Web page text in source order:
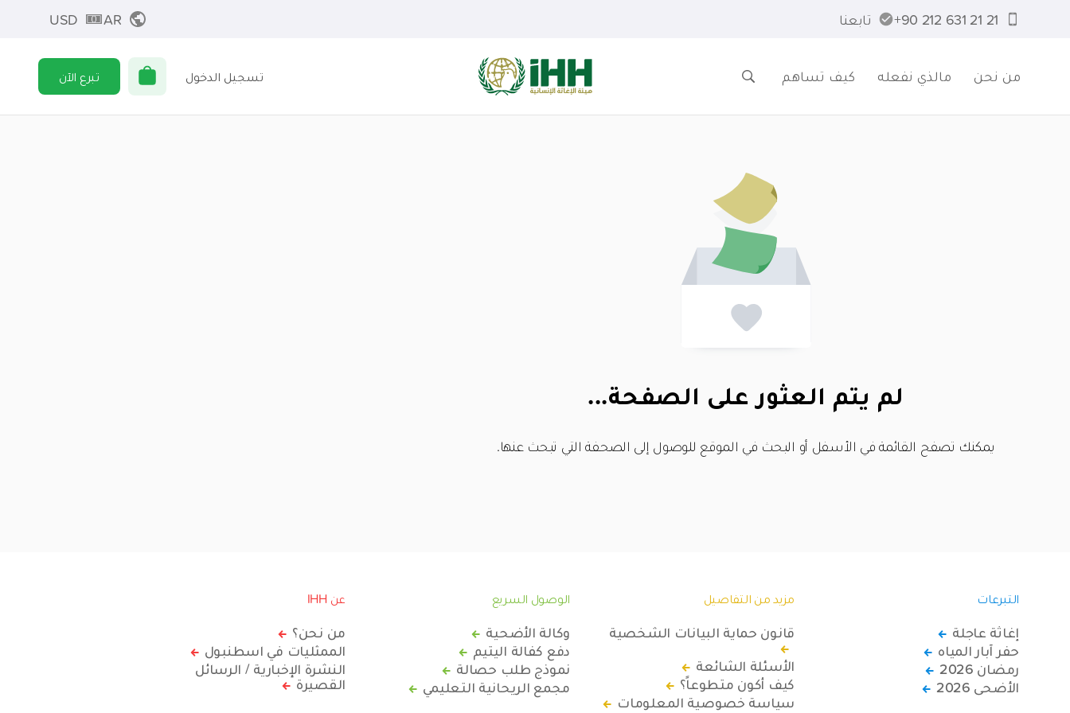
21 21 631 212 90+ تابعنا AR
USD
من نحن مالذي نفعله كيف تساهم تسجيل الدخول تبرع الآن
لم يتم العثور على الصفحة...
يمكنك تصفح القائمة في الأسفل أو البحث في الموقع للوصول إلى الصحفة التي تبحث عنها.
التبرعات
إغاثة عاجلة
حفر آبار المياه
رمضان 2026
الأضحى 2026
مزيد من التفاصيل
قانون حماية البيانات الشخصية
الأسئلة الشائعة
كيف أكون متطوعاً؟
سياسة خصوصية المعلومات
الوصول السريع
وكالة الأضحية
دفع كفالة اليتيم
نموذج طلب حصالة
مجمع الريحانية التعليمي
عن IHH
من نحن؟
الممثليات في اسطنبول
النشرة الإخبارية / الرسائل
القصيرة